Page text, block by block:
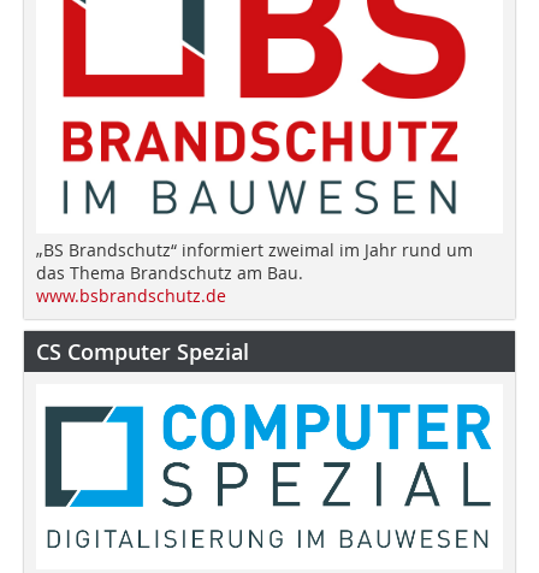
„BS Brandschutz“ informiert zweimal im Jahr rund um
das Thema Brandschutz am Bau.
www.bsbrandschutz.de
CS Computer Spezial